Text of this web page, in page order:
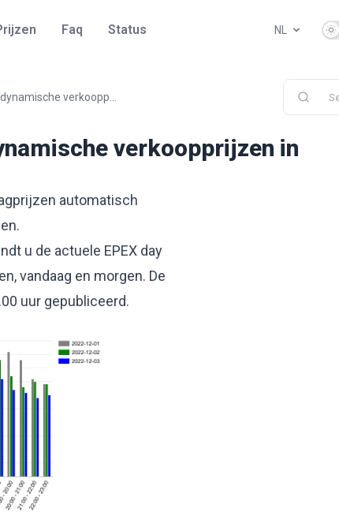
Faq Status NL
verkoopp...
verkoopprijzen in
automatisch
u de actuele EPEX day
vandaag en morgen. De
uur gepubliceerd.